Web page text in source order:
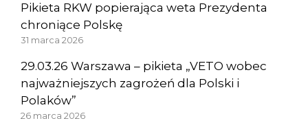
Pikieta RKW popierająca weta Prezydenta
chroniące Polskę
31 marca 2026
29.03.26 Warszawa – pikieta „VETO wobec
najważniejszych zagrożeń dla Polski i
Polaków”
26 marca 2026